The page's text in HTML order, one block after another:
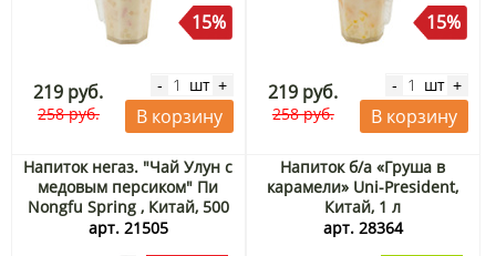
15%
219 руб.
258 руб.
- шт +
В корзину
15%
219 руб.
258 руб.
- шт +
В корзину
Напиток негаз. "Чай Улун с
медовым персиком" Пи
Nongfu Spring , Китай, 500
мл Акция
арт. 21505
Напиток б/а «Груша в
карамели» Uni-President,
Китай, 1 л
арт. 28364